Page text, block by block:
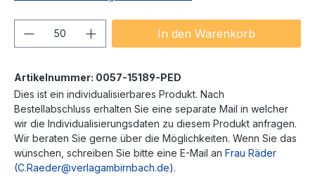
Produkt Anzahl: Gib denIn den Warenkorb
Artikelnummer: 0057-15189-PED
Dies ist ein individualisierbares Produkt. Nach
Bestellabschluss erhalten Sie eine separate Mail in welcher
wir die Individualisierungsdaten zu diesem Produkt anfragen.
Wir beraten Sie gerne über die Möglichkeiten. Wenn Sie das
wünschen, schreiben Sie bitte eine E-Mail an Frau Räder
(C.Raeder@verlagambirnbach.de).